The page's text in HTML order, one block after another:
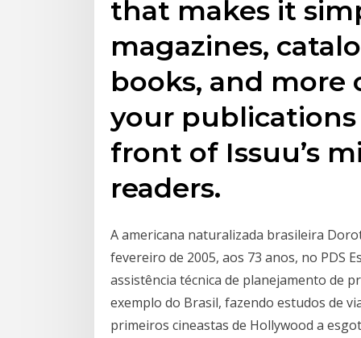
that makes it
magazines,
books, and more
your
front of Issuu’s
readers.
A americana naturalizada brasileira
fevereiro de 2005, aos 73 anos, no PDS
assistência técnica de planejamento de
exemplo do Brasil, fazendo estudos de
primeiros cineastas de Hollywood a